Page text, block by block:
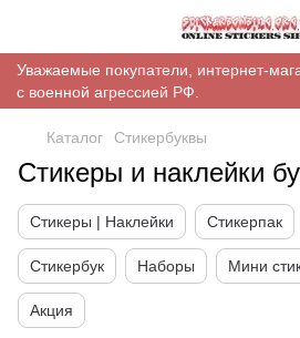
Уважаемые покупатели, интернет-
с военной агрессией РФ.
Каталог Стикербуквы
Стикеры и наклейки
Стикеры | Наклейки Стикерпак
Стикербук Наборы Мини
Акция